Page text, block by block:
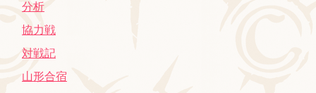
分析
協力戦
対戦記
山形合宿